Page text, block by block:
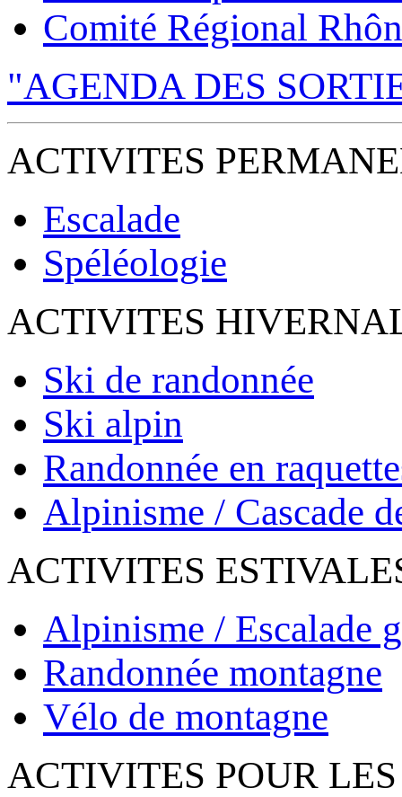
Comité Régional
"AGENDA DES
ACTIVITES
Escalade
Spéléologie
ACTIVITES
Ski de randonnée
Ski alpin
Randonnée en
Alpinisme / Cascade
ACTIVITES
Alpinisme / Escalade
Randonnée montagne
Vélo de montagne
ACTIVITES POUR